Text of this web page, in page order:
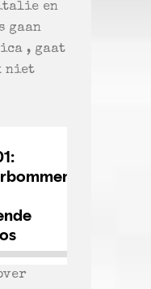
en
gaan
, gaat
niet